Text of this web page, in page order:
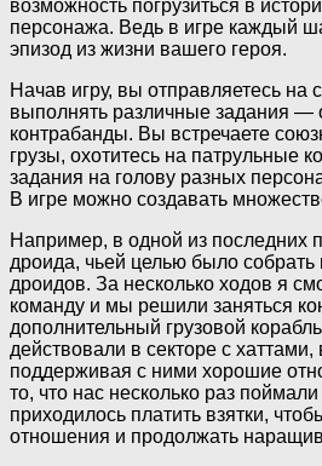
возможность погрузиться в
персонажа. Ведь в игре каждый
эпизод из жизни вашего героя.
Начав игру, вы отправляетесь на
выполнять различные задания —
контрабанды. Вы встречаете
грузы, охотитесь на патрульные
задания на голову разных
В игре можно создавать
Например, в одной из последних
дроида, чьей целью было собрать
дроидов. За несколько ходов я
команду и мы решили заняться
дополнительный грузовой
действовали в секторе с
поддерживая с ними хорошие
то, что нас несколько раз
приходилось платить взятки,
отношения и продолжать